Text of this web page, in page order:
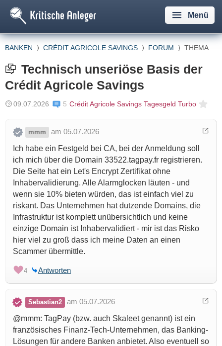
Menü
BANKEN ⟩ CRÉDIT AGRICOLE SAVINGS ⟩ FORUM ⟩ THEMA
Technisch unseriöse Basis der
Crédit Agricole Savings
09.07.2026 5 Crédit Agricole Savings Tagesgeld Turbo
mmm
am 05.07.2026
Ich habe ein Festgeld bei CA, bei der Anmeldung soll
ich mich über die Domain 33522.tagpay.fr registrieren.
Die Seite hat ein Let's Encrypt Zertifikat ohne
Inhabervalidierung. Alle Alarmglocken läuten - und
wenn sie 10% bieten würden, das ist einfach viel zu
riskant. Das Unternehmen hat dutzende Domains, die
Infrastruktur ist komplett unübersichtlich und keine
einzige Domain ist Inhabervalidiert - mir ist das Risko
hier viel zu groß dass ich meine Daten an einen
Scammer übermittle.
4 Antworten
Sebastian2
am 05.07.2026
@mmm: TagPay (bzw. auch Skaleet genannt) ist ein
französisches Finanz-Tech-Unternehmen, das Banking-
Lösungen für andere Banken anbietet. Also eventuell so